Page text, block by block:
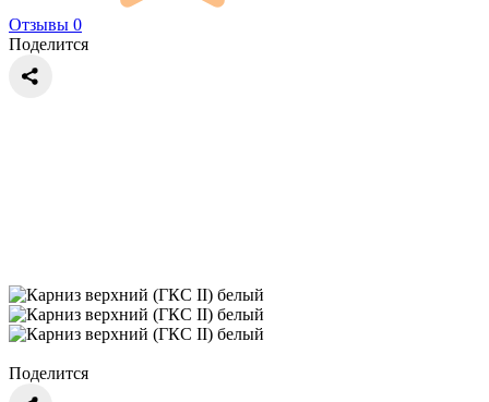
Отзывы 0
Поделится
Поделится